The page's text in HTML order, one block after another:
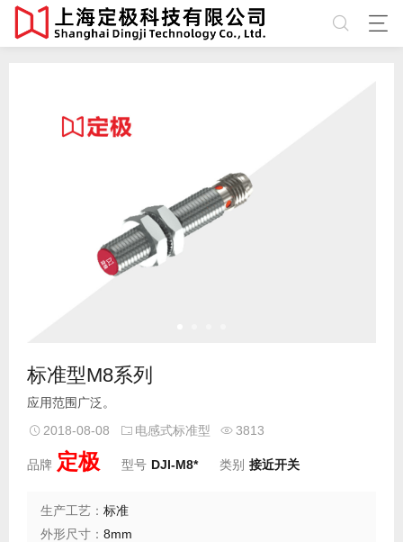
标准型M8系列
应用范围广泛。
2018-08-08
电感式标准型 3813
品牌 定极 型号 DJI-M8* 类别 接近开关
生产工艺： 标准
外形尺寸： 8mm